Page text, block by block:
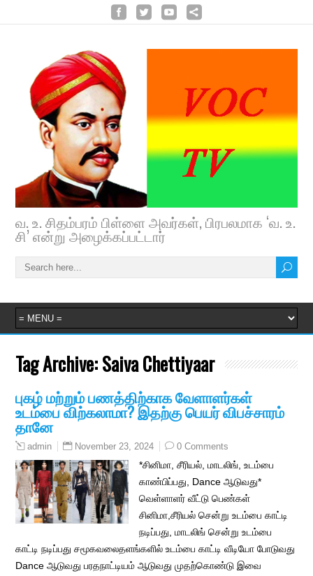
வ. உ. சிதம்பரம் பிள்ளை அவர்கள், பிரபலமாக ‘வ. உ.
சி’ என்று அழைக்கப்பட்டார்
Tag Archive:Saiva Chettiyaar
புகழ் மற்றும் பணத்திற்காக வேளாளர்கள்
உடம்பை விற்கலாமா? இதற்கு பெயர் விபச்சாரம்
தானே
admin November 23, 2024 0 Comments
*சினிமா, சீரியல், மாடலிங், உடம்பை
காண்பிப்பது, Dance ஆடுவது*
வெள்ளாளர் வீட்டு பெண்கள்
சினிமா,சீரியல் சென்று உடம்பை காட்டி
நடிப்பது, மாடலிங் சென்று உடம்பை
காட்டி நடிப்பது சமூகவலைதளங்களில் உடம்பை காட்டி வீடியோ போடுவது
Dance ஆடுவது பரதநாட்டியம் ஆடுவது முதற்கொண்டு இவை